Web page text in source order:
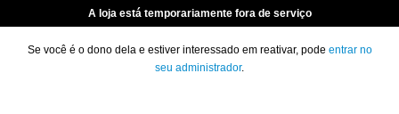
A loja está temporariamente fora de serviço
Se você é o dono dela e estiver interessado em reativar, pode entrar no
seu administrador.